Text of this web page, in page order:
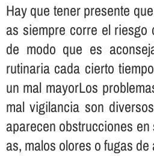
Hay que tener presente
as siempre corre el riesgo
de modo que es
rutinaria cada cierto
un mal mayorLos
mal vigilancia son
aparecen obstrucciones
as, malos olores o fugas de